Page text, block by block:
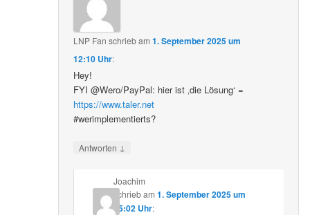
LNP Fan schriebam1. September 2025 um
12:10 Uhr:
Hey!
FYI @Wero/PayPal: hier ist ‚die Lösung‘ =
https://www.taler.net
#werimplementierts?
Antworten ↓
Joachim
schriebam 1. September 2025 um
15:02 Uhr: